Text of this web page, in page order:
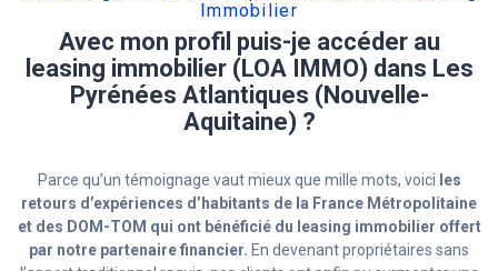
Immobilier
Avec mon profil puis-je accéder au
leasing immobilier (LOA IMMO) dans Les
Pyrénées Atlantiques (Nouvelle-
Aquitaine) ?
Parce qu’un témoignage vaut mieux que mille mots, voici les
retours d’expériences d’habitants de la France Métropolitaine
et des DOM-TOM qui ont bénéficié du leasing immobilier offert
par notre partenaire financier. En devenant propriétaires sans